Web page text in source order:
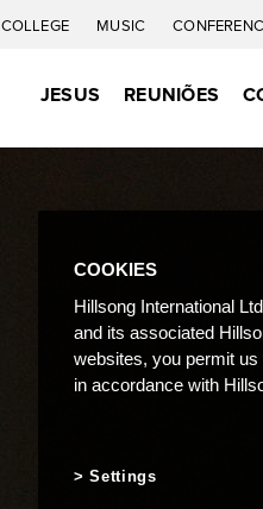
COLLEGE MUSIC
JESUS REUNIÕES
COOKIES
Hillsong International
and its associated
websites, you permit
in accordance with
Settings